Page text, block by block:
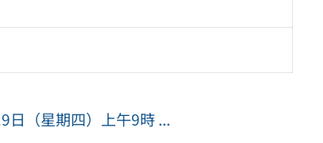
日（星期四）上午9時 ...